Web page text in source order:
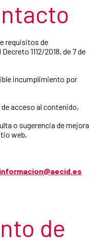
requisitos de
1112/2018, de 7 de
incumplimiento por
acceso al contenido,
o sugerencia de mejora
web,
de